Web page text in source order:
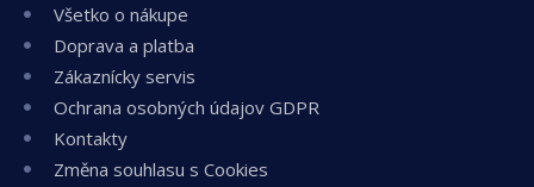
Všetko o nákupe
Doprava a platba
Zákaznícky servis
Ochrana osobných údajov GDPR
Kontakty
Změna souhlasu s Cookies